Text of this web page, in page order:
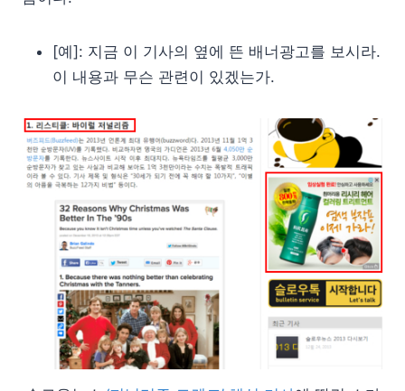
[예]: 지금 이 기사의 옆에 뜬 배너광고를 보시라.
이 내용과 무슨 관련이 있겠는가.